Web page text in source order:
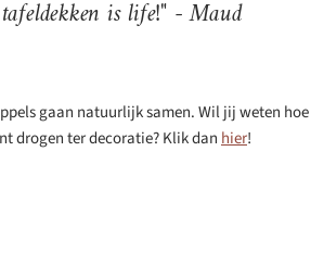
tafeldekken is life!" - Maud
gaan natuurlijk samen. Wil jij weten hoe
drogen ter decoratie? Klik danhier!